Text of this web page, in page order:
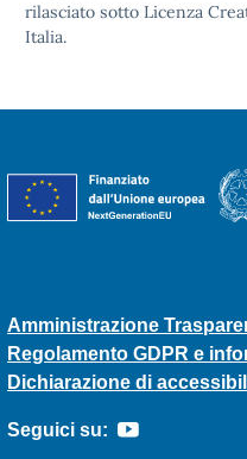
rilasciato sotto Licenza
Italia.
Amministrazione
Regolamento GDPR e
Dichiarazione di
Seguici su: